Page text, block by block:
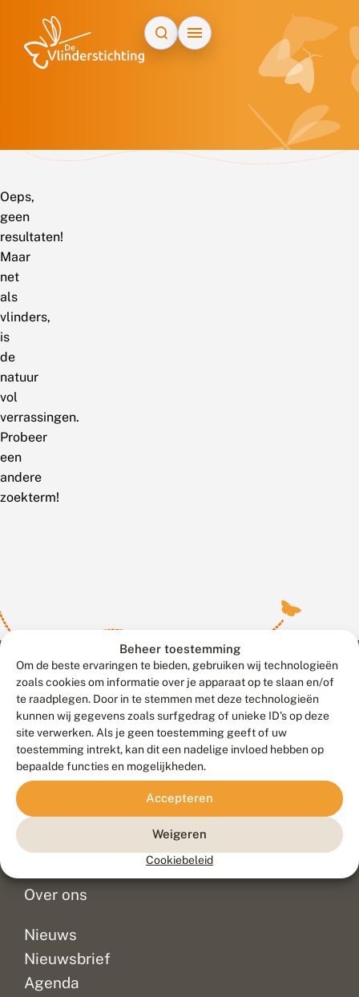
Beheer toestemming
Om de beste ervaringen te bieden, gebruiken wij technologieën
zoals cookies om informatie over je apparaat op te slaan en/of
te raadplegen. Door in te stemmen met deze technologieën
kunnen wij gegevens zoals surfgedrag of unieke ID's op deze
site verwerken. Als je geen toestemming geeft of uw
toestemming intrekt, kan dit een nadelige invloed hebben op
bepaalde functies en mogelijkheden.
Accepteren
Weigeren
Cookiebeleid
Oeps,
geen
resultaten!
Maar
net
als
vlinders,
is
de
natuur
vol
verrassingen.
Probeer
een
andere
zoekterm!
Contact
Veelgestelde vragen
Doneer
Over ons
Nieuws
Nieuwsbrief
Agenda
Meld waarnemingen© 2026 Vlinderstichting
Duurzaam ontwikkeld door
Go2People
, ontworpen door
Blue Field Agency
Privacy
Disclaimer
Sitemap